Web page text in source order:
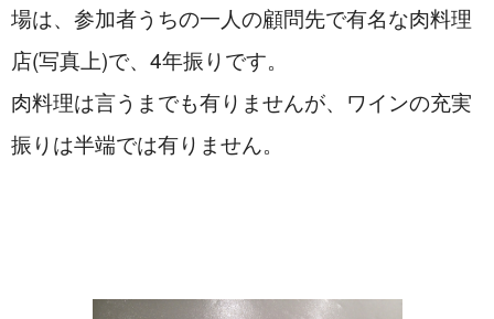
場は、参加者うちの一人の顧問先で有名な肉料理
店(写真上)で、4年振りです。
肉料理は言うまでも有りませんが、ワインの充実
振りは半端では有りません。